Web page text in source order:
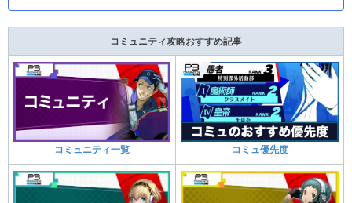
コミュニティ攻略おすすめ記事
コミュニティ一覧 コミュ優先度